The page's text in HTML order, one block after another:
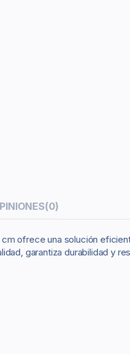
(0)
ofrece una solución
garantiza durabilidad y